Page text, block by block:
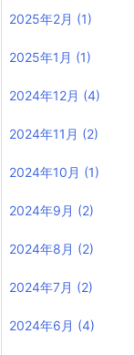
2025年2月 (1)
2025年1月 (1)
2024年12月 (4)
2024年11月 (2)
2024年10月 (1)
2024年9月 (2)
2024年8月 (2)
2024年7月 (2)
2024年6月 (4)